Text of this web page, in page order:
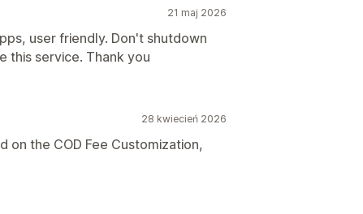
21 maj 2026
user friendly. Don't shutdown
this service. Thank you
28 kwiecień 2026
on the COD Fee Customization,